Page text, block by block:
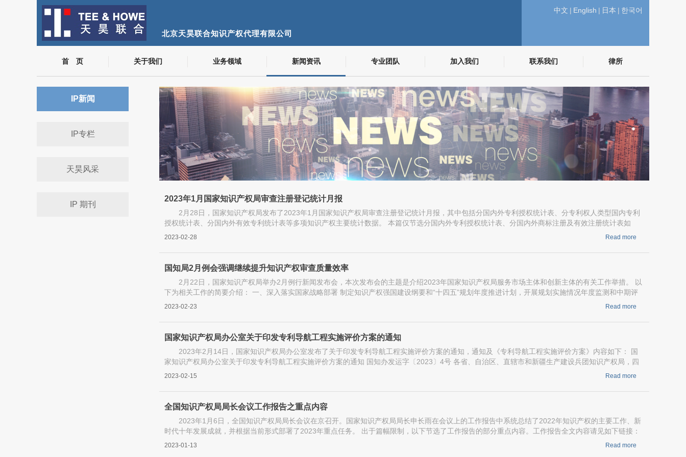
北京天昊联合知识产权代理有限公司
中文 | English | 日本 | 한국어
首 页 关于我们 业务领域 新闻资讯 专业团队 加入我们 联系我们 律所
IP新闻
IP专栏
天昊风采
IP 期刊
2023年1月国家知识产权局审查注册登记统计月报
2月28日，国家知识产权局发布了2023年1月国家知识产权局审查注册登记统计月报，其中包括分国内外专利授权统计表、分专利权人类型国内专利
授权统计表、分国内外有效专利统计表等多项知识产权主要统计数据。 本篇仅节选分国内外专利授权统计表、分国内外商标注册及有效注册统计表如
下： 一、
2023-02-28 Read more
国知局2月例会强调继续提升知识产权审查质量效率
2月22日，国家知识产权局举办2月例行新闻发布会，本次发布会的主题是介绍2023年国家知识产权局服务市场主体和创新主体的有关工作举措。 以
下为相关工作的简要介绍： 一、深入落实国家战略部署 制定知识产权强国建设纲要和“十四五”规划年度推进计划，开展规划实施情况年度监测和中期评
估�
2023-02-23 Read more
国家知识产权局办公室关于印发专利导航工程实施评价方案的通知
2023年2月14日，国家知识产权局办公室发布了关于印发专利导航工程实施评价方案的通知，通知及《专利导航工程实施评价方案》内容如下： 国
家知识产权局办公室关于印发专利导航工程实施评价方案的通知 国知办发运字〔2023〕4号 各省、自治区、直辖市和新疆生产建设兵团知识产权局，四
川省知识�
2023-02-15 Read more
全国知识产权局局长会议工作报告之重点内容
2023年1月6日，全国知识产权局局长会议在京召开。国家知识产权局局长申长雨在会议上的工作报告中系统总结了2022年知识产权的主要工作、新
时代十年发展成就，并根据当前形式部署了2023年重点任务。 出于篇幅限制，以下节选了工作报告的部分重点内容。工作报告全文内容请见如下链接：
https://mp.weixin.qq.com/s/u
2023-01-13 Read more